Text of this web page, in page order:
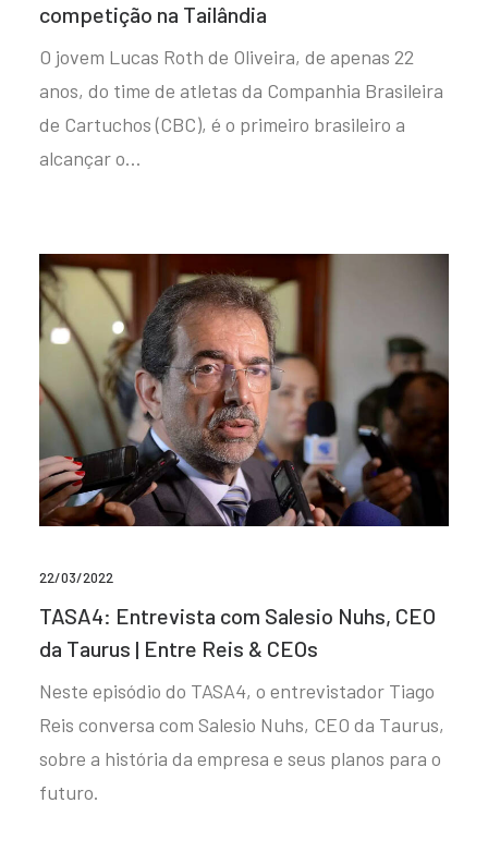
competição na Tailândia
O jovem Lucas Roth de Oliveira, de apenas 22
anos, do time de atletas da Companhia Brasileira
de Cartuchos (CBC), é o primeiro brasileiro a
alcançar o…
22/03/2022
TASA4: Entrevista com Salesio Nuhs, CEO
da Taurus | Entre Reis & CEOs
Neste episódio do TASA4, o entrevistador Tiago
Reis conversa com Salesio Nuhs, CEO da Taurus,
sobre a história da empresa e seus planos para o
futuro.